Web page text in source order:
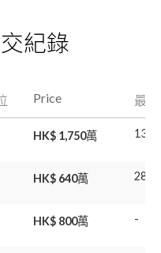
紀錄
Price 最
HK$ 1,750萬 13/
HK$ 640萬 28/
HK$ 800萬 -